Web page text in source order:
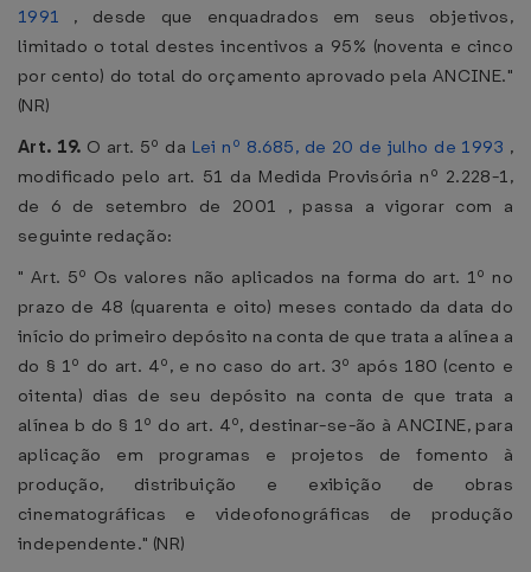
1991 , desde que enquadrados em seus objetivos,
limitado o total destes incentivos a 95% (noventa e cinco
por cento) do total do orçamento aprovado pela ANCINE."
(NR)
Art. 19. O art. 5º da Lei nº 8.685, de 20 de julho de 1993 ,
modificado pelo art. 51 da Medida Provisória nº 2.228-1,
de 6 de setembro de 2001 , passa a vigorar com a
seguinte redação:
" Art. 5º Os valores não aplicados na forma do art. 1º no
prazo de 48 (quarenta e oito) meses contado da data do
início do primeiro depósito na conta de que trata a alínea a
do § 1º do art. 4º, e no caso do art. 3º após 180 (cento e
oitenta) dias de seu depósito na conta de que trata a
alínea b do § 1º do art. 4º, destinar-se-ão à ANCINE, para
aplicação em programas e projetos de fomento à
produção, distribuição e exibição de obras
cinematográficas e videofonográficas de produção
independente." (NR)